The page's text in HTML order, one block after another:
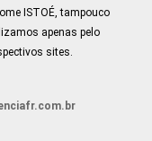
ISTOÉ, tampouco
apenas pelo
sites.